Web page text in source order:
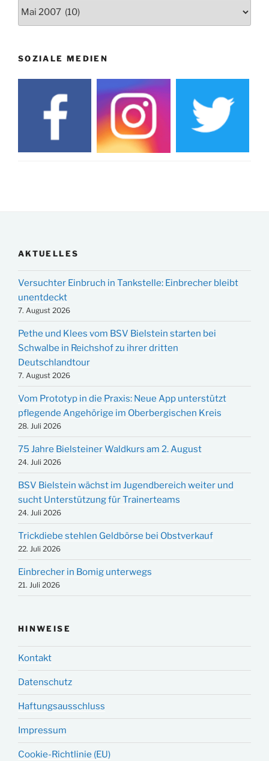
Archiv
SOZIALE MEDIEN
AKTUELLES
Versuchter Einbruch in Tankstelle: Einbrecher bleibt
unentdeckt
7. August 2026
Pethe und Klees vom BSV Bielstein starten bei
Schwalbe in Reichshof zu ihrer dritten
Deutschlandtour
7. August 2026
Vom Prototyp in die Praxis: Neue App unterstützt
pflegende Angehörige im Oberbergischen Kreis
28. Juli 2026
75 Jahre Bielsteiner Waldkurs am 2. August
24. Juli 2026
BSV Bielstein wächst im Jugendbereich weiter und
sucht Unterstützung für Trainerteams
24. Juli 2026
Trickdiebe stehlen Geldbörse bei Obstverkauf
22. Juli 2026
Einbrecher in Bomig unterwegs
21. Juli 2026
HINWEISE
Kontakt
Datenschutz
Haftungsausschluss
Impressum
Cookie-Richtlinie (EU)